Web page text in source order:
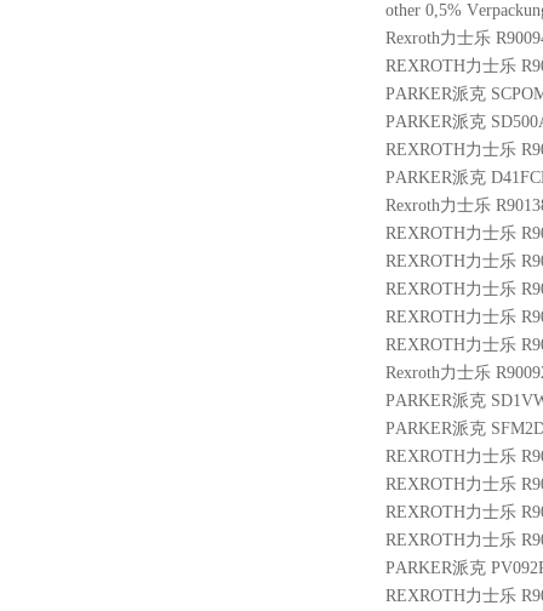
other 0,5%
Rexroth力士乐
REXROTH力士乐
PARKER派克
PARKER派克
REXROTH力士乐
PARKER派克
Rexroth力士乐
REXROTH力士乐
REXROTH力士乐
REXROTH力士乐
REXROTH力士乐
REXROTH力士乐
Rexroth力士乐
PARKER派克
PARKER派克
REXROTH力士乐
REXROTH力士乐
REXROTH力士乐
REXROTH力士乐
PARKER派克
REXROTH力士乐